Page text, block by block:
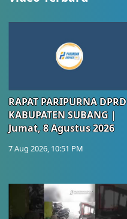
RAPAT PARIPURNA DPRD
KABUPATEN SUBANG |
Jumat, 8 Agustus 2026
7 Aug 2026, 10:51 PM